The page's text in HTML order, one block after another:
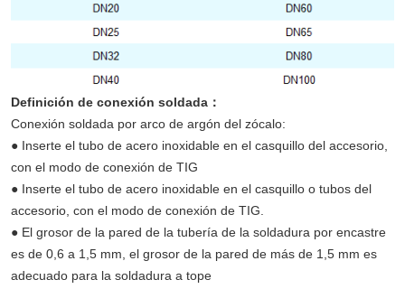
Definición de conexión soldada ：
Conexión soldada por arco de argón del zócalo:
● Inserte el tubo de acero inoxidable en el casquillo del accesorio,
con el modo de conexión de TIG
● Inserte el tubo de acero inoxidable en el casquillo o tubos del
accesorio, con el modo de conexión de TIG.
● El grosor de la pared de la tubería de la soldadura por encastre
es de 0,6 a 1,5 mm, el grosor de la pared de más de 1,5 mm es
adecuado para la soldadura a tope